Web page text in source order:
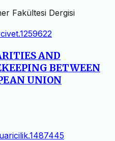
Fakültesi Dergisi
AND
BETWEEN
UNION